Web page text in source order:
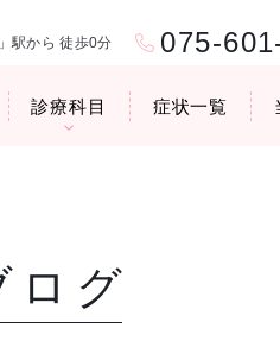
駅から 徒歩0分 075-
診療科目 症状一覧
ログ